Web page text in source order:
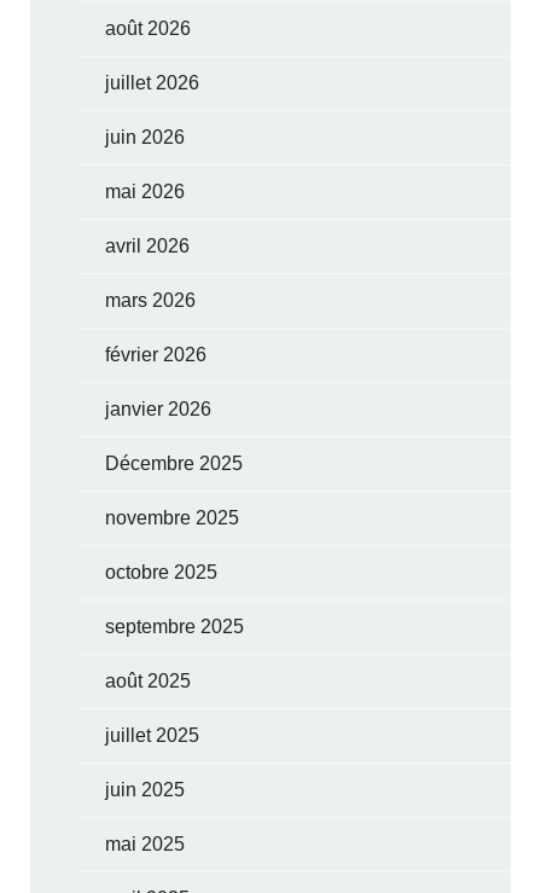
août 2026
juillet 2026
juin 2026
mai 2026
avril 2026
mars 2026
février 2026
janvier 2026
Décembre 2025
novembre 2025
octobre 2025
septembre 2025
août 2025
juillet 2025
juin 2025
mai 2025